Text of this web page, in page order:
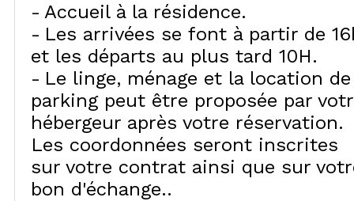
Accueil à la résidence
Les arrivées se font à partir de
et les départs au plus tard 10H
Le linge, ménage et la location de
parking peut être proposée par
hébergeur après votre réservation.
Les coordonnées seront inscrites
sur votre contrat ainsi que sur
bon d'échange.